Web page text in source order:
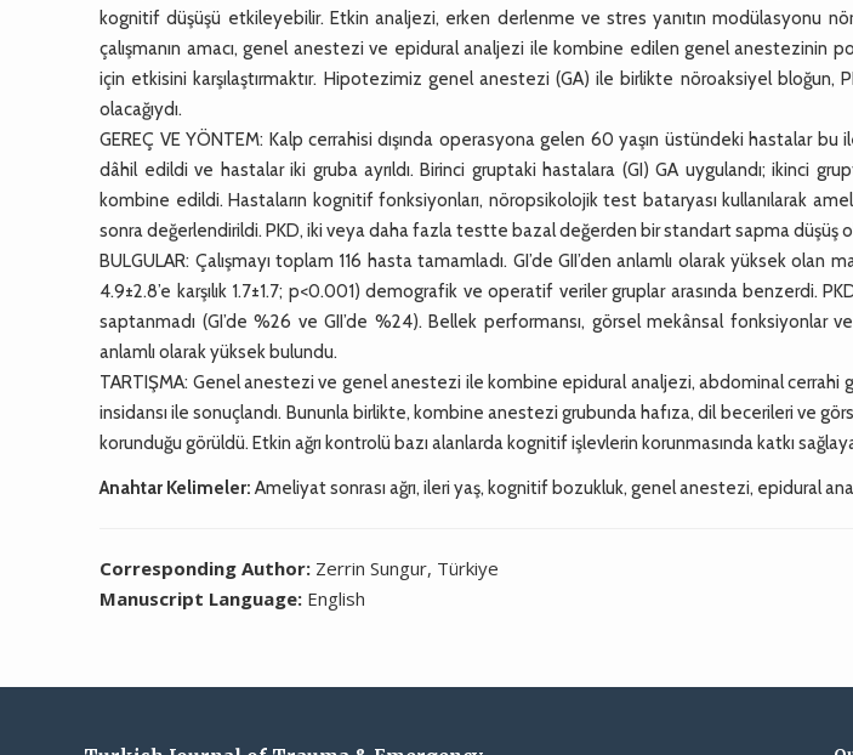
kognitif düşüşü etkileyebilir. Etkin analjezi, erken derlenme ve stres yanıtın modülasyonu
çalışmanın amacı, genel anestezi ve epidural analjezi ile kombine edilen genel anestezinin
için etkisini karşılaştırmaktır. Hipotezimiz genel anestezi (GA) ile birlikte nöroaksiyel bloğun,
olacağıydı.
GEREÇ VE YÖNTEM: Kalp cerrahisi dışında operasyona gelen 60 yaşın üstündeki hastalar
dâhil edildi ve hastalar iki gruba ayrıldı. Birinci gruptaki hastalara (GI) GA uygulandı; ikinci
kombine edildi. Hastaların kognitif fonksiyonları, nöropsikolojik test bataryası kullanılarak
sonra değerlendirildi. PKD, iki veya daha fazla testte bazal değerden bir standart sapma düşüş
BULGULAR: Çalışmayı toplam 116 hasta tamamladı. GI’de GII’den anlamlı olarak yüksek olan
4.9±2.8’e karşılık 1.7±1.7; p<0.001) demografik ve operatif veriler gruplar arasında benzerdi.
saptanmadı (GI’de %26 ve GII’de %24). Bellek performansı, görsel mekânsal fonksiyonlar
anlamlı olarak yüksek bulundu.
TARTIŞMA: Genel anestezi ve genel anestezi ile kombine epidural analjezi, abdominal cerrahi
insidansı ile sonuçlandı. Bununla birlikte, kombine anestezi grubunda hafıza, dil becerileri ve
korunduğu görüldü. Etkin ağrı kontrolü bazı alanlarda kognitif işlevlerin korunmasında katkı
Anahtar Kelimeler: Ameliyat sonrası ağrı, ileri yaş, kognitif bozukluk, genel anestezi, epidural
Corresponding Author: Zerrin Sungur, Türkiye
Manuscript Language: English